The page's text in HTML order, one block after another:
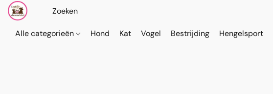
Alle categorieën Hond Kat Vogel Bestrijding Hengelsport